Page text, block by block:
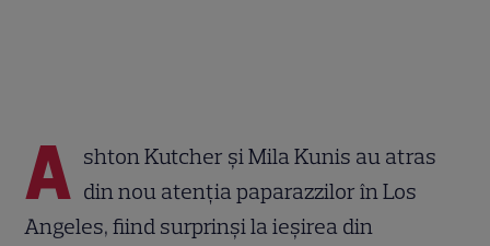
A shton Kutcher și Mila Kunis au atras
din nou atenția paparazzilor în Los
Angeles, fiind surprinși la ieșirea din